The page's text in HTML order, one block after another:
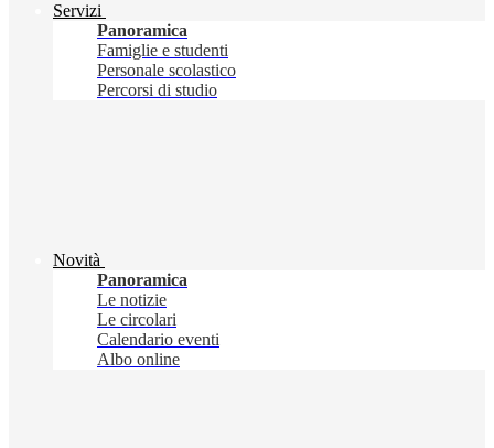
Servizi
Panoramica
Famiglie e studenti
Personale scolastico
Percorsi di studio
Novità
Panoramica
Le notizie
Le circolari
Calendario eventi
Albo online